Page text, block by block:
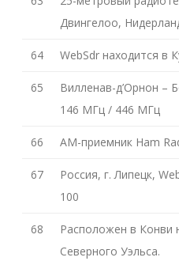
Двингелоо,
64 WebSdr находится в
65
Вилленав-д’Орнон –
146 МГц / 446 МГц
66 AM-приемник Ham
67
Россия, г. Липецк,
100
68
Расположен в Конви
Северного Уэльса.